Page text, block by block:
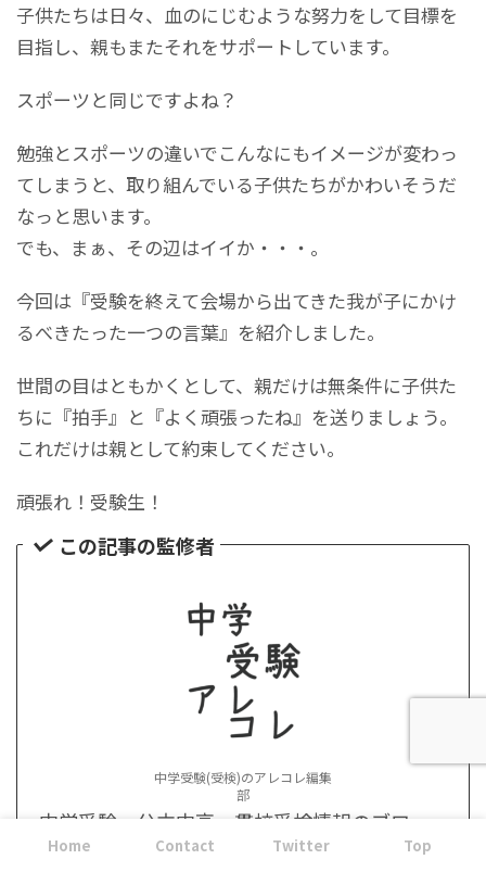
子供たちは日々、血のにじむような努力をして目標を
目指し、親もまたそれをサポートしています。
スポーツと同じですよね？
勉強とスポーツの違いでこんなにもイメージが変わっ
てしまうと、取り組んでいる子供たちがかわいそうだ
なっと思います。
でも、まぁ、その辺はイイか・・・。
今回は『受験を終えて会場から出てきた我が子にかけ
るべきたった一つの言葉』を紹介しました。
世間の目はともかくとして、親だけは無条件に子供た
ちに『拍手』と『よく頑張ったね』を送りましょう。
これだけは親として約束してください。
頑張れ！受験生！
この記事の監修者
中学受験(受検)のアレコレ編集
部
中学受験・公立中高一貫校受検情報のブロ
グ。今年で運営11年目。11年間の経験をもと
Home Contact Twitter Top